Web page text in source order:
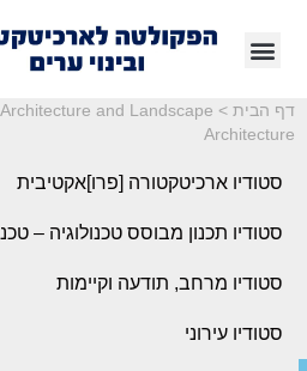
דף הבית >
and Landscape
Architecture
סטודיו ארכיטקטורה [פרו]אקטיבית
סטודיו תכנון מבוסס טכנולוגיה –
סטודיו מרחב, תודעה וקיימות
סטודיו עירוני